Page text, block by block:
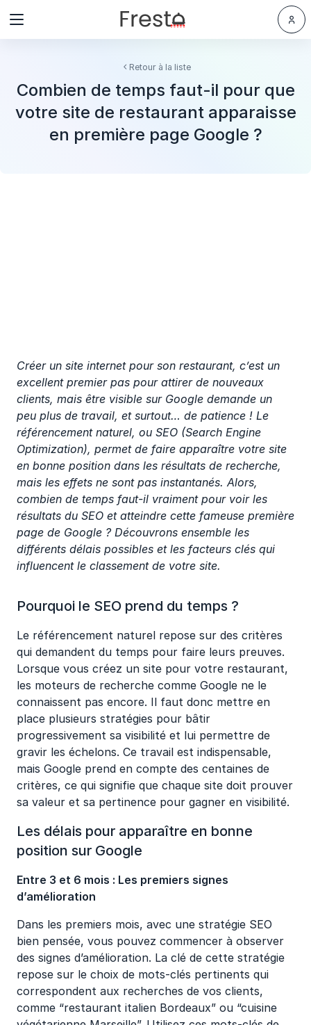
Retour à la liste
Combien de temps faut-il pour que
votre site de restaurant apparaisse
en première page Google ?
Créer un site internet pour son restaurant, c’est un
excellent premier pas pour attirer de nouveaux
clients, mais être visible sur Google demande un
peu plus de travail, et surtout… de patience ! Le
référencement naturel, ou SEO (Search Engine
Optimization), permet de faire apparaître votre site
en bonne position dans les résultats de recherche,
mais les effets ne sont pas instantanés. Alors,
combien de temps faut-il vraiment pour voir les
résultats du SEO et atteindre cette fameuse première
page de Google ? Découvrons ensemble les
différents délais possibles et les facteurs clés qui
influencent le classement de votre site.
Pourquoi le SEO prend du temps ?
Le référencement naturel repose sur des critères
qui demandent du temps pour faire leurs preuves.
Lorsque vous créez un site pour votre restaurant,
les moteurs de recherche comme Google ne le
connaissent pas encore. Il faut donc mettre en
place plusieurs stratégies pour bâtir
progressivement sa visibilité et lui permettre de
gravir les échelons. Ce travail est indispensable,
mais Google prend en compte des centaines de
critères, ce qui signifie que chaque site doit prouver
sa valeur et sa pertinence pour gagner en visibilité.
Les délais pour apparaître en bonne
position sur Google
Entre 3 et 6 mois : Les premiers signes
d’amélioration
Dans les premiers mois, avec une stratégie SEO
bien pensée, vous pouvez commencer à observer
des signes d’amélioration. La clé de cette stratégie
repose sur le choix de mots-clés pertinents qui
correspondent aux recherches de vos clients,
comme “restaurant italien Bordeaux” ou “cuisine